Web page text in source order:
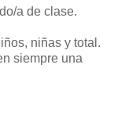
a de clase.
niñas y total.
siempre una